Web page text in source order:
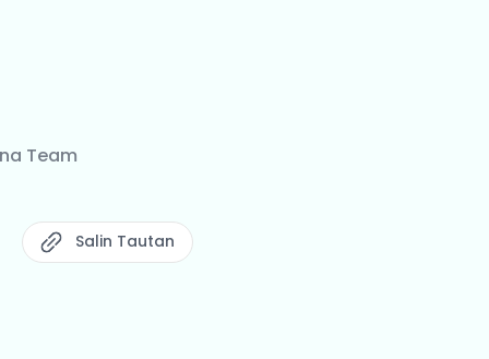
Team
Salin Tautan